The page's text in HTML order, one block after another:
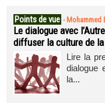
Points de vue - Mohammed
Le dialogue avec
diffuser la culture de
Lire la
dialogue
la...